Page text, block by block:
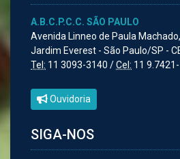
A.B.C.P.C.C. SÃO PAULO
Avenida Linneo de Paula
Jardim Everest - São Paulo/SP -
Tel: 11 3093-3140 /Cel: 11
Ouvidoria
SIGA-NOS